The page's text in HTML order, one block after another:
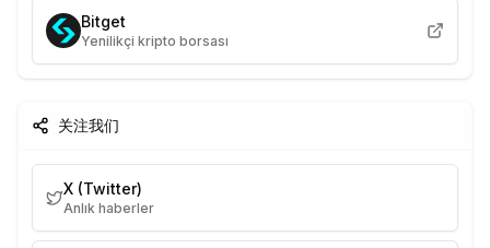
Bitget
Yenilikçi kripto borsası
关注我们
X (Twitter)
Anlık haberler